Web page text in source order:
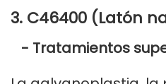
3. C46400 (Latón
- Tratamientos